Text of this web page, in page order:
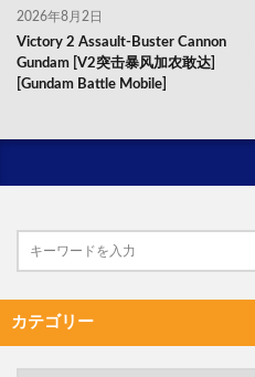
2026年8月2日
Victory 2 Assault-Buster Cannon
Gundam [V2突击暴风加农敢达]
[Gundam Battle Mobile]
カテゴリー